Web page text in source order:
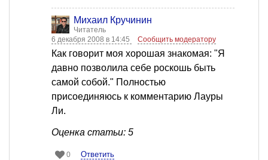
Михаил Кручинин
Читатель
6 декабря 2008 в 14:45
Сообщить модератору
Как говорит моя хорошая знакомая: "Я
давно позволила себе роскошь быть
самой собой." Полностью
присоединяюсь к комментарию Лауры
Ли.
Оценка статьи: 5
0 Ответить